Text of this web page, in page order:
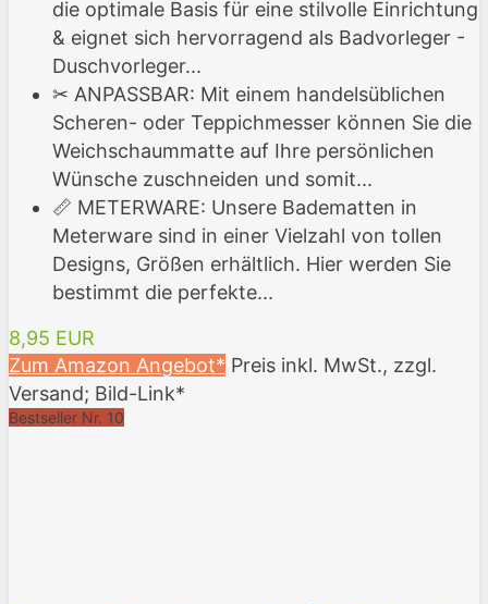
die optimale Basis für eine stilvolle Einrichtung
& eignet sich hervorragend als Badvorleger -
Duschvorleger...
✂ ANPASSBAR: Mit einem handelsüblichen
Scheren- oder Teppichmesser können Sie die
Weichschaummatte auf Ihre persönlichen
Wünsche zuschneiden und somit...
📏 METERWARE: Unsere Badematten in
Meterware sind in einer Vielzahl von tollen
Designs, Größen erhältlich. Hier werden Sie
bestimmt die perfekte...
8,95 EUR
Zum Amazon Angebot* Preis inkl. MwSt., zzgl.
Versand; Bild-Link*
Bestseller Nr. 10